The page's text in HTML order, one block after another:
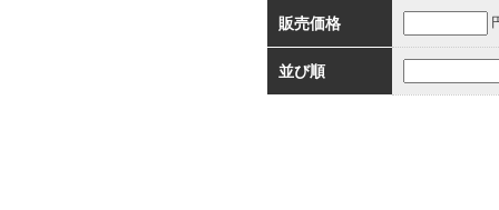
販売価格
並び順